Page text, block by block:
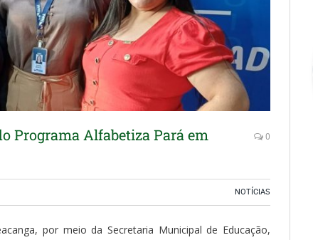
Programa Alfabetiza Pará em
0
NOTÍCIAS
por meio da Secretaria Municipal de Educação,